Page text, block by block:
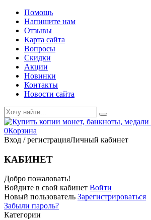
Помощь
Напишите нам
Отзывы
Карта сайта
Вопросы
Скидки
Акции
Новинки
Контакты
Новости сайта
0Корзина
Вход / регистрацияЛичный кабинет
КАБИНЕТ
Добро пожаловать!
Войдите в свой кабинет Войти
Новый пользователь Зарегистрироваться
Забыли пароль?
Категории